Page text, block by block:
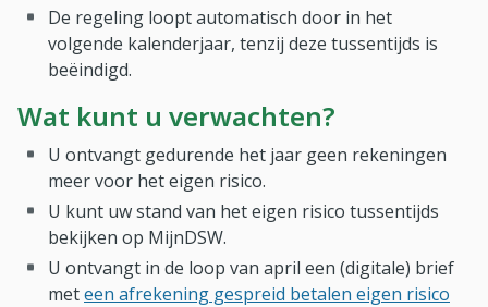
De regeling loopt automatisch door in het
volgende kalenderjaar, tenzij deze tussentijds is
beëindigd.
Wat kunt u verwachten?
U ontvangt gedurende het jaar geen rekeningen
meer voor het eigen risico.
U kunt uw stand van het eigen risico tussentijds
bekijken op MijnDSW.
U ontvangt in de loop van april een (digitale) brief
meteen afrekening gespreid betalen eigen risico